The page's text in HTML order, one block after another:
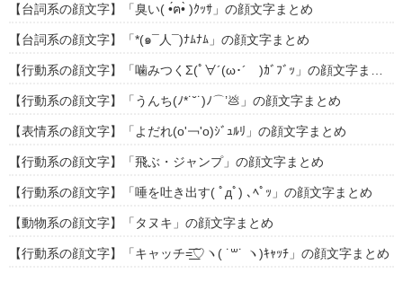
【台詞系の顔文字】「臭い( •́ฅ•̀ )ｸｯｻ」の顔文字まとめ
【台詞系の顔文字】「*(๑¯人¯)ﾅﾑﾅﾑ」の顔文字まとめ
【行動系の顔文字】「うんち(ﾉ*˙˘˙)ﾉ⌒’💩」の顔文字まとめ
【表情系の顔文字】「よだれ(о'￢'о)ｼﾞｭﾙﾘ」の顔文字まとめ
【行動系の顔文字】「飛ぶ・ジャンプ」の顔文字まとめ
【行動系の顔文字】「唾を吐き出す( ﾟдﾟ) ､ﾍﾟｯ」の顔文字まとめ
【動物系の顔文字】「タヌキ」の顔文字まとめ
【行動系の顔文字】「キャッチ=͟͟͞͞♡ヽ( ˙꒳​˙ ヽ)ｷｬｯﾁ」の顔文字まとめ